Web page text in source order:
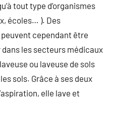
tout type d’organismes
écoles… ). Des
cependant être
les secteurs médicaux
ou laveuse de sols
sols. Grâce à ses deux
elle lave et